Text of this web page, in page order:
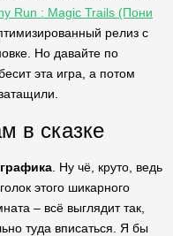
Run : Magic Trails (Пони
релиз с
Но давайте по
эта игра, а потом
в сказке
графика . Ну чё, круто, ведь
этого шикарного
– всё выглядит так,
туда вписаться. Я бы